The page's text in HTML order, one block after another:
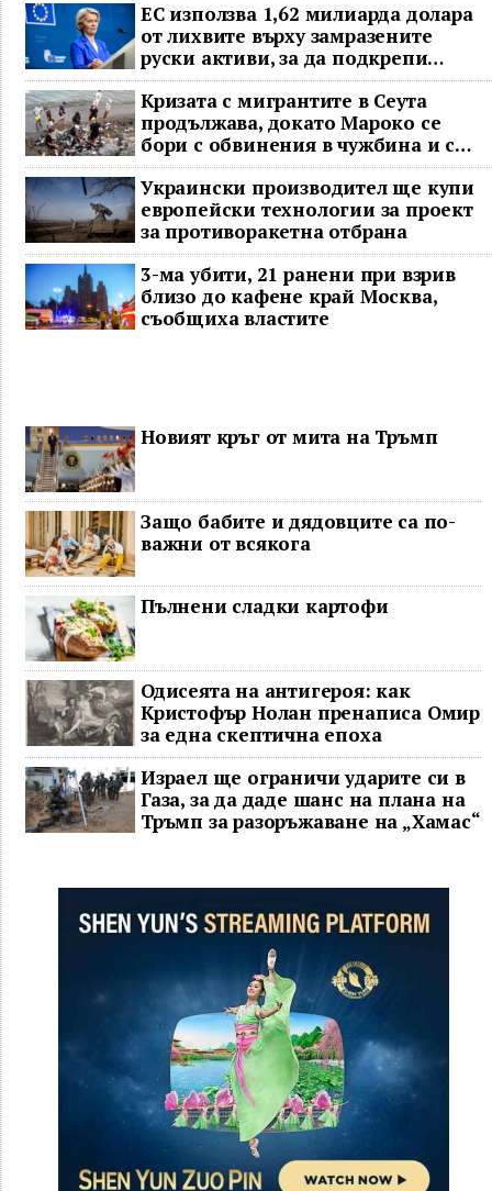
ЕС използва 1,62 милиарда долара
от лихвите върху замразените
руски активи, за да подкрепи
Украйна
Кризата с мигрантите в Сеута
продължава, докато Мароко се
бори с обвинения в чужбина и с
гнева у дома
Украински производител ще купи
европейски технологии за проект
за противоракетна отбрана
3-ма убити, 21 ранени при взрив
близо до кафене край Москва,
съобщиха властите
Новият кръг от мита на Тръмп
Защо бабите и дядовците са по-
важни от всякога
Пълнени сладки картофи
Одисеята на антигероя: как
Кристофър Нолан пренаписа Омир
за една скептична епоха
Израел ще ограничи ударите си в
Газа, за да даде шанс на плана на
Тръмп за разоръжаване на „Хамас“